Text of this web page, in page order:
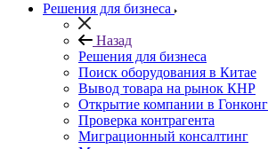
Решения для бизнеса
Назад
Решения для бизнеса
Поиск оборудования в Китае
Вывод товара на рынок КНР
Открытие компании в
Проверка контрагента
Миграционный консалтинг